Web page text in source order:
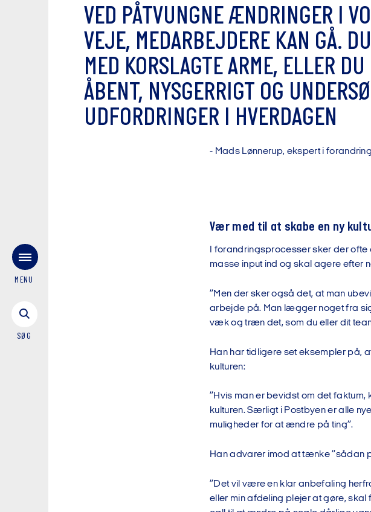
MENU
SØG
VED PÅTVUNGNEÆNDRINGER I VO
VEJE, MEDARBEJDERE KAN GÅ. DU
MED KORSLAGTEARME, ELLER DU
ÅBENT, NYSGERRIGT OG UNDERSØ
UDFORDRINGER I HVERDAGEN
- Mads Lønnerup, ekspert i forandrin
Vær med til at skabe en ny
I forandringsprocesser sker der
masse input ind og skal agere efter
”Men der sker også det, at man
arbejde på. Man lægger noget fra
væk og træn det, som du eller dit
Han har tidligere set eksempler på,
kulturen:
”Hvis man er bevidst om det
kulturen. Særligt i Postbyen er alle
muligheder for at ændre på ting”.
Han advarer imod at tænke ”sådan
”Det vil være en klar anbefaling
eller min afdeling plejer at gøre,